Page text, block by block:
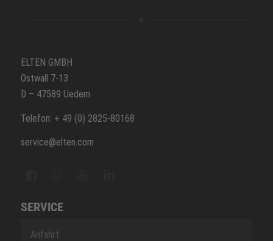
ELTEN GMBH
Ostwall 7-13
D – 47589 Uedem
Telefon: + 49 (0) 2825-80168
service@elten.com
SERVICE
Anfahrt